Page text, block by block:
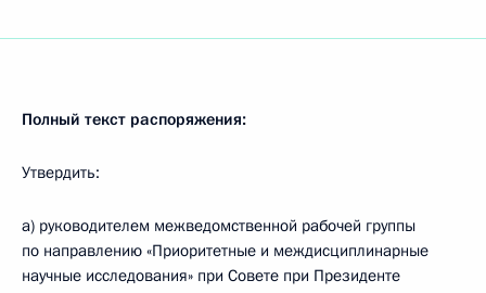
Полный текст распоряжения:
Утвердить:
а) руководителем межведомственной рабочей группы
по направлению «Приоритетные и междисциплинарные
научные исследования» при Совете при Президенте